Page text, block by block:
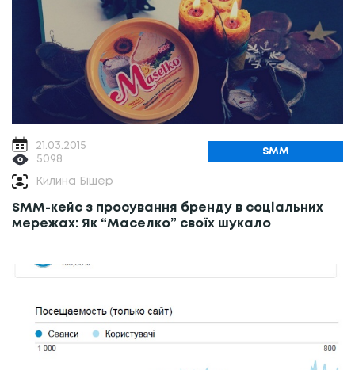
21.03.2015
5098
SMM
Килина Бішер
SMM-кейс з просування бренду в соціальних
мережах: Як “Маселко” своїх шукало